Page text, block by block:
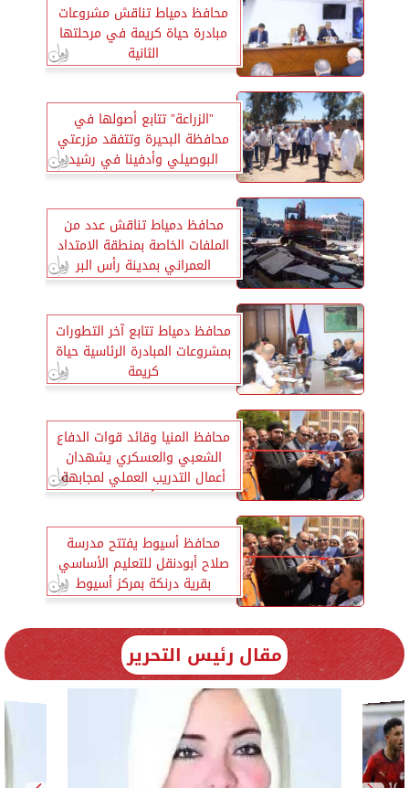
محافظ دمياط تناقش مشروعات
مبادرة حياة كريمة في مرحلتها
الثانية
”الزراعة” تتابع أصولها في
محافظة البحيرة وتتفقد مزرعتي
البوصيلي وأدفينا في رشيد
وإدكو
محافظ دمياط تناقش عدد من
الملفات الخاصة بمنطقة الامتداد
العمراني بمدينة رأس البر
محافظ دمياط تتابع آخر التطورات
بمشروعات المبادرة الرئاسية حياة
كريمة
محافظ المنيا وقائد قوات الدفاع
الشعبي والعسكري يشهدان
أعمال التدريب العملي لمجابهة
الأزمات
محافظ أسيوط يفتتح مدرسة
صلاح أبودنقل للتعليم الأساسي
بقرية درنكة بمركز أسيوط
مقال رئيس التحرير